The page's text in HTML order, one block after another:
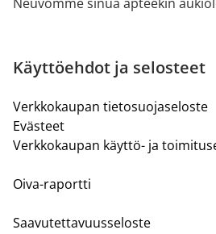
Käyttöehdot ja selosteet
Verkkokaupan tietosuojaseloste
Evästeet
Verkkokaupan käyttö- ja
Oiva-raportti
Saavutettavuusseloste